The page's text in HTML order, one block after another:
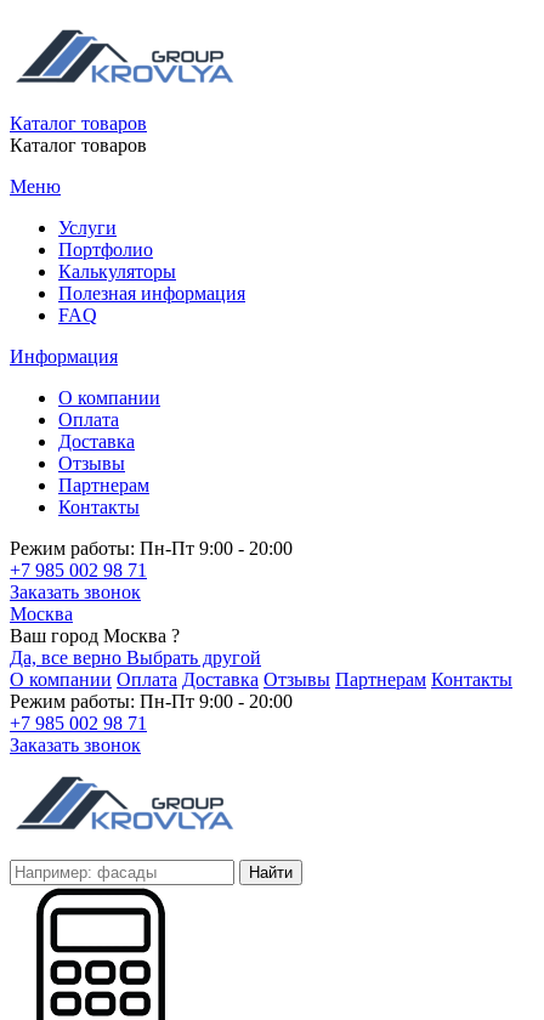
Каталог товаров
Каталог товаров
Меню
Услуги
Портфолио
Калькуляторы
Полезная информация
FAQ
Информация
О компании
Оплата
Доставка
Отзывы
Партнерам
Контакты
Режим работы: Пн-Пт 9:00 - 20:00
+7 985 002 98 71
Заказать звонок
Москва
Ваш город Москва ?
Да, все верно Выбрать другой
О компании Оплата Доставка Отзывы Партнерам Контакты
Режим работы: Пн-Пт 9:00 - 20:00
+7 985 002 98 71
Заказать звонок
Найти